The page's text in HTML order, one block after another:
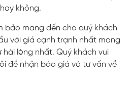
không.
bảo mang đến cho quý khách
với giá cạnh trạnh nhất mang
lòng nhất. Quý khách vui
để nhận báo giá và tư vấn về